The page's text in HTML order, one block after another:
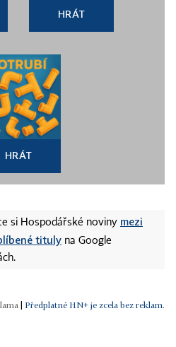
HRÁT
HRÁT
si Hospodářské noviny mezi
tituly na Google
Předplatné HN+ je zcela bez reklam.